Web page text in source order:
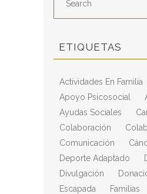
ETIQUETAS
Actividades En Familia
Apoyo Psicosocial
Ayudas Sociales
Colaboración
Comunicación
Deporte Adaptado
Divulgación
Escapada
Familias